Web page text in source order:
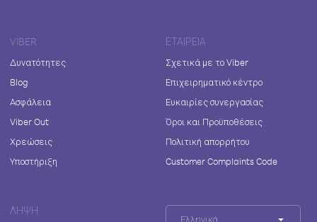
VIBER
Δυνατότητες
Blog
Ασφάλεια
Viber Out
Χρεώσεις
Υποστήριξη
ΕΤΑΙΡΕΊΑ
Σχετικά με το Viber
Επιχειρηματικό κέντρο
Ευκαιρίες συνεργασίας
Όροι και Προϋποθέσεις
Πολιτική απορρήτου
Customer Complaints Code
ΛΉΨΗ
Ελληνικά